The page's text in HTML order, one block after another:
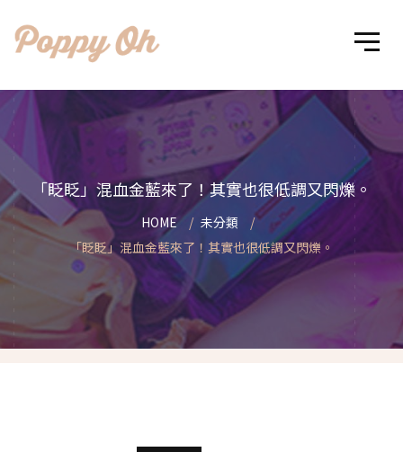
「眨眨」混血金藍來了！其實也很低調又閃爍。
HOME
未分類
「眨眨」混血金藍來了！其實也很低調又閃爍。